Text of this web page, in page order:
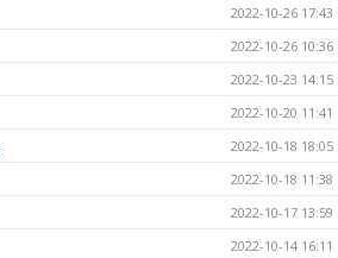
2022-10-26 17:43
2022-10-26 10:36
2022-10-23 14:15
2022-10-20 11:41
2022-10-18 18:05
2022-10-18 11:38
2022-10-17 13:59
2022-10-14 16:11